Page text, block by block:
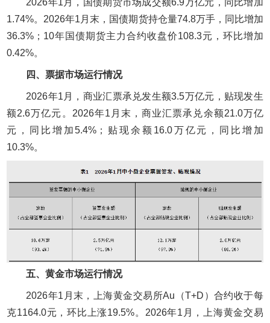
1.74%。2026年1月末，国债期货持仓量74.8万手，同比增加
36.3%；10年国债期货主力合约收盘价108.3元，环比增加
0.42%。
四、票据市场运行情况
2026年1月，商业汇票承兑发生额3.5万亿元，贴现发生
额2.6万亿元。2026年1月末，商业汇票承兑余额21.0万亿
元，同比增加5.4%；贴现余额16.0万亿元，同比增加
10.3%。
五、黄金市场运行情况
2026年1月末，上海黄金交易所Au（T+D）合约收于每
克1164.0元，环比上涨19.5%。2026年1月，上海黄金交易